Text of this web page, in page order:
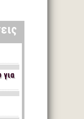
για